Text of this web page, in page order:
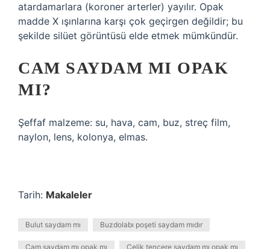
atardamarlara (koroner arterler) yayılır. Opak
madde X ışınlarına karşı çok geçirgen değildir; bu
şekilde silüet görüntüsü elde etmek mümkündür.
CAM SAYDAM MI OPAK
MI?
Şeffaf malzeme: su, hava, cam, buz, streç film,
naylon, lens, kolonya, elmas.
Tarih: Makaleler
Bulut saydam mı Buzdolabı poşeti saydam mıdır
Cam saydam mı opak mı Çelik tencere saydam mı opak mı